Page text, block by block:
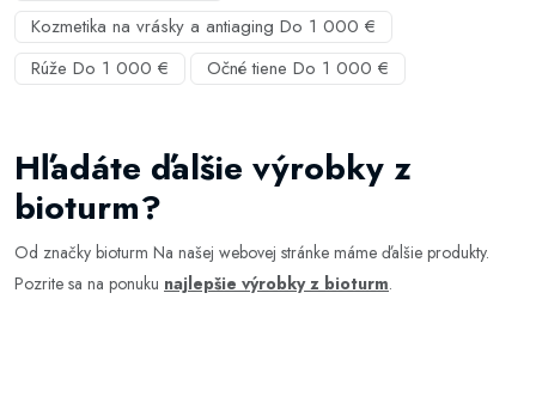
Kozmetika na vrásky a antiaging Do 1 000 €
Rúže Do 1 000 €
Očné tiene Do 1 000 €
Hľadáte ďalšie výrobky z
bioturm?
Od značky bioturm Na našej webovej stránke máme ďalšie produkty.
Pozrite sa na ponuku najlepšie výrobky z bioturm.